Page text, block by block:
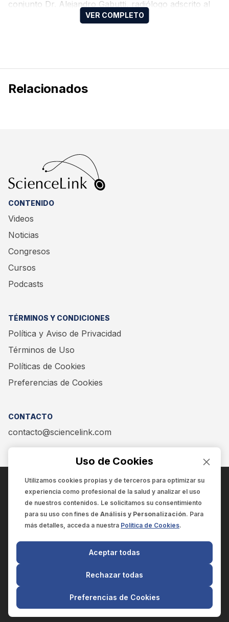
conjunto Dr. Alejandro Gabutti, radiólogo adscrito al
Instituto Nacional de Ciencias Médicas y Nutrición
Relacionados
CONTENIDO
Videos
Noticias
Congresos
Cursos
Podcasts
TÉRMINOS Y CONDICIONES
Política y Aviso de Privacidad
Términos de Uso
Políticas de Cookies
Preferencias de Cookies
CONTACTO
contacto@sciencelink.com
ENCUÉNTRANOS EN:
SCIENCELINK
SCILINK COMUNICACIÓN CIENTÍFICA SC
El contenido y la información de este sitio web es exclusivo
para profesionales de la salud.
Uso de Cookies
Utilizamos cookies propias y de terceros para optimizar su
experiencia como profesional de la salud y analizar el uso
de nuestros contenidos. Le solicitamos su consentimiento
para su uso con fines de Análisis y Personalización. Para
más detalles, acceda a nuestra Política de Cookies.
Preferencias de Cookies
Rechazar todas
Aceptar todas